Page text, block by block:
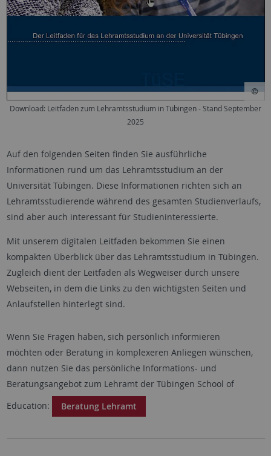
Download: Leitfaden zum Lehramtsstudium in Tübingen - Stand September
2025
Auf den folgenden Seiten finden Sie ausführliche
Informationen rund um das Lehramtsstudium an der
Universität Tübingen. Diese Informationen richten sich an
Lehramtsstudierende während des gesamten Studienverlaufs,
sind aber auch interessant für Studieninteressierte.
Mit unserem digitalen Leitfaden bekommen Sie einen
kompakten Überblick über das Lehramtsstudium in Tübingen.
Zugleich dient der Leitfaden als Wegweiser durch unsere
Webseiten, in dem die Links zu den wichtigsten Seiten und
Anlaufstellen hinterlegt sind.
Wenn Sie Fragen haben, sich persönlich informieren
möchten oder Beratung in komplexeren Anliegen wünschen,
dann nutzen Sie das persönliche Informations- und
Beratungsangebot zum Lehramt der Tübingen School of
Education:
Beratung Lehramt